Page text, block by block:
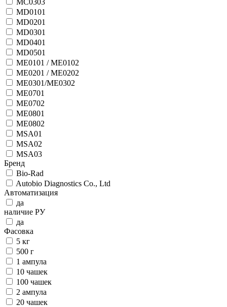
MD0101
MD0201
MD0301
MD0401
MD0501
ME0101 / ME0102
ME0201 / ME0202
ME0301/ME0302
ME0701
ME0702
ME0801
ME0802
MSA01
MSA02
MSA03
Бренд
Bio-Rad
Autobio Diagnostics Co., Ltd
Автоматизация
да
наличие РУ
да
Фасовка
5 кг
500 г
1 ампула
10 чашек
100 чашек
2 ампула
20 чашек